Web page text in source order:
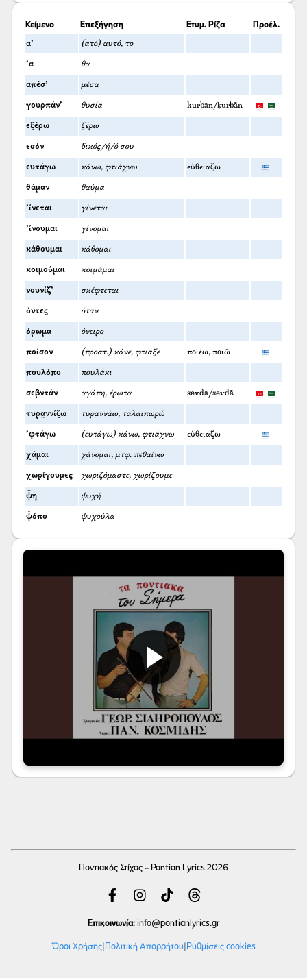
Κείμενο Επεξήγηση Ετυμ. Ρίζα Προέλ.
α’ (ατό) αυτό, το
’α θα
απέσ’ μέσα
γουρπάν’ θυσία kurban/ḳurbān
εξέρω ξέρω
εσόν δικός/ή/ό σου
ευτάγω κάνω, φτιάχνω εὐθειάζω
θάμαν θαύμα
’ίνεται γίνεται
’ίνουμαι γίνομαι
κάθουμαι κάθομαι
κοιμούμαι κοιμάμαι
νουνίζ’ σκέφτεται
όντες όταν
όρωμα όνειρο
ποίσον (προστ.) κάνε, φτιάξε ποιέω, ποιῶ
πουλόπο πουλάκι
σεβντάν αγάπη, έρωτα sevda/sevdā
τυρα̤ννίζω τυραννάω, ταλαιπωρώ
’φτάγω (ευτάγω) κάνω, φτιάχνω εὐθειάζω
χάμαι χάνομαι, μτφ. πεθαίνω
χωρίγουμες χωριζόμαστε, χωρίζουμε
ψ̌η ψυχή
ψ̌όπο ψυχούλα
Ποντιακός Στίχος - Pontian Lyrics 2026
Επικοινωνία: info@pontianlyrics.gr
Όροι Χρήσης| Πολιτική Απορρήτου| Ρυθμίσεις cookies